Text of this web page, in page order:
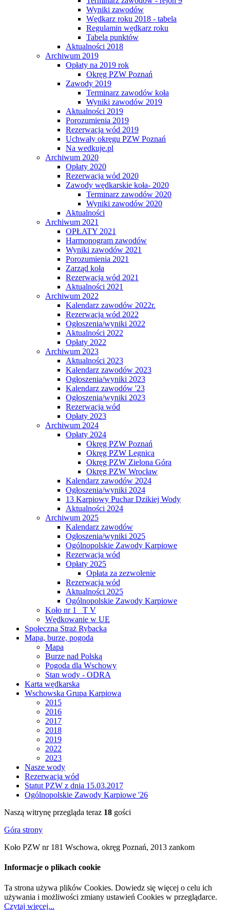
Wyniki zawodów
Wędkarz roku 2018 - tabela
Regulamin wędkarz roku
Tabela punktów
Aktualności 2018
Archiwum 2019
Opłaty na 2019 rok
Okręg PZW Poznań
Zawody 2019
Terminarz zawodów koła
Wyniki zawodów 2019
Aktualności 2019
Porozumienia 2019
Rezerwacja wód 2019
Uchwały okręgu PZW Poznań
Na wedkuje.pl
Archiwum 2020
Opłaty 2020
Rezerwacja wód 2020
Zawody wędkarskie koła- 2020
Terminarz zawodów 2020
Wyniki zawodów 2020
Aktualności
Archiwum 2021
OPŁATY 2021
Harmonogram zawodów
Wyniki zawodów 2021
Porozumienia 2021
Zarząd koła
Rezerwacja wód 2021
Aktualności 2021
Archiwum 2022
Kalendarz zawodów 2022r.
Rezerwacja wód 2022
Ogłoszenia/wyniki 2022
Aktualności 2022
Opłaty 2022
Archiwum 2023
Aktualności 2023
Kalendarz zawodów 2023
Ogłoszenia/wyniki 2023
Kalendarz zawodów '23
Ogłoszenia/wyniki 2023
Rezerwacja wód
Opłaty 2023
Archiwum 2024
Opłaty 2024
Okręg PZW Poznań
Okręg PZW Legnica
Okręg PZW Zielona Góra
Okręg PZW Wrocław
Kalendarz zawodów 2024
Ogłoszenia/wyniki 2024
13 Karpiowy Puchar Dzikiej Wody
Aktualności 2024
Archiwum 2025
Kalendarz zawodów
Ogłoszenia/wyniki 2025
Ogólnopolskie Zawody Karpiowe
Rezerwacja wód
Opłaty 2025
Opłata za zezwolenie
Rezerwacja wód
Aktualności 2025
Ogólnopolskie Zawody Karpiowe
Koło nr 1 _T V
Wędkowanie w UE
Społeczna Straż Rybacka
Mapa, burze, pogoda
Mapa
Burze nad Polską
Pogoda dla Wschowy
Stan wody - ODRA
Karta wędkarska
Wschowska Grupa Karpiowa
2015
2016
2017
2018
2019
2022
2023
Nasze wody
Rezerwacja wód
Statut PZW z dnia 15.03.2017
Ogólnopolskie Zawody Karpiowe '26
Naszą witrynę przegląda teraz 18 gości
Góra strony
Koło PZW nr 181 Wschowa, okręg Poznań, 2013 zankom
Informacje o plikach cookie
Ta strona używa plików Cookies. Dowiedz się więcej o celu ich
używania i możliwości zmiany ustawień Cookies w przeglądarce.
Czytaj więcej...